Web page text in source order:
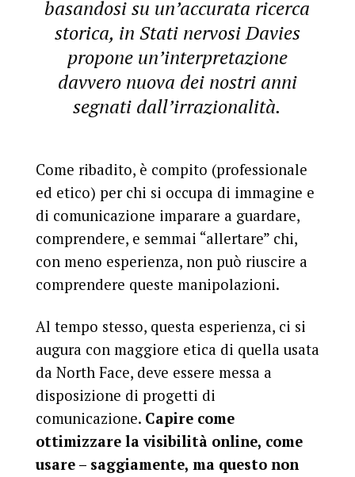
basandosi su un’accurata ricerca
storica, in Stati nervosi Davies
propone un’interpretazione
davvero nuova dei nostri anni
segnati dall’irrazionalità.
Come ribadito, è compito (professionale
ed etico) per chi si occupa di immagine e
di comunicazione imparare a guardare,
comprendere, e semmai “allertare” chi,
con meno esperienza, non può riuscire a
comprendere queste manipolazioni.
Al tempo stesso, questa esperienza, ci si
augura con maggiore etica di quella usata
da North Face, deve essere messa a
disposizione di progetti di
comunicazione. Capire come
ottimizzare la visibilità online, come
usare – saggiamente, ma questo non